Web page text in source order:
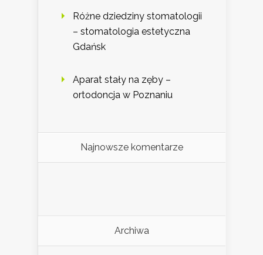
Różne dziedziny stomatologii
– stomatologia estetyczna
Gdańsk
Aparat stały na zęby –
ortodoncja w Poznaniu
Najnowsze komentarze
Archiwa